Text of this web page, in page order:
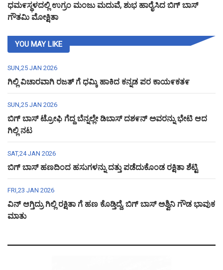
ಧಮ೯ಸ್ಥಳದಲ್ಲಿ ಉಗ್ರಂ ಮಂಜು ಮದುವೆ, ಶುಭ ಹಾರೈಸಿದ ಬಿಗ್ ಬಾಸ್
ಗೌತಮಿ ಮೋಕ್ಷಿತಾ
YOU MAY LIKE
SUN,25 JAN 2026
ಗಿಲ್ಲಿ ವಿಚಾರವಾಗಿ ರಜತ್ ಗೆ ಧಮ್ಕಿ ಹಾಕಿದ ಕನ್ನಡ ಪರ ಕಾಯ೯ಕತ೯
SUN,25 JAN 2026
ಬಿಗ್ ಬಾಸ್ ಟ್ರೋಫಿ ಗೆದ್ದ ಬೆನ್ನಲ್ಲೇ ಡಿಬಾಸ್ ದಶ೯ನ್ ಅವರನ್ನು ಭೇಟಿ ಆದ
ಗಿಲ್ಲಿ ನಟ
SAT,24 JAN 2026
ಬಿಗ್ ಬಾಸ್ ಹಣದಿಂದ ಹಸುಗಳನ್ನು ದತ್ತು ಪಡೆದುಕೊಂಡ ರಕ್ಷಿತಾ ಶೆಟ್ಟಿ
FRI,23 JAN 2026
ವಿನ್ ಆಗ್ತಿದ್ರು ಗಿಲ್ಲಿ ರಕ್ಷಿತಾ ಗೆ ಹಣ ಕೊಡ್ತಿದ್ದೆ, ಬಿಗ್ ಬಾಸ್ ಅಶ್ವಿನಿ ಗೌಡ ಭಾವುಕ
ಮಾತು